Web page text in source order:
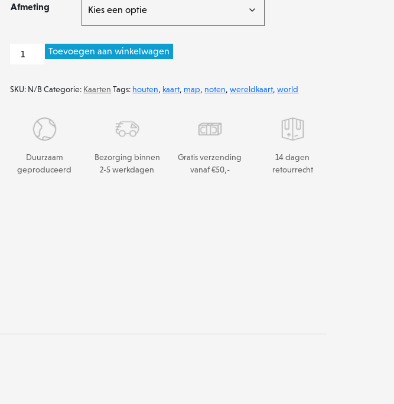
Afmeting
Noten
aantal
Toevoegen aan winkelwagen
SKU:N/B Categorie: Kaarten Tags: houten, kaart, map, noten,wereldkaart,world
Duurzaam
geproduceerd
Bezorging binnen
2-5 werkdagen
Gratis verzending
vanaf €50,-
14 dagen
retourrecht